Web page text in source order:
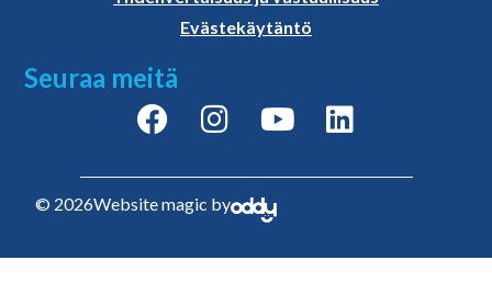
Evästekäytäntö
Seuraa meitä
© 2026Website magic by